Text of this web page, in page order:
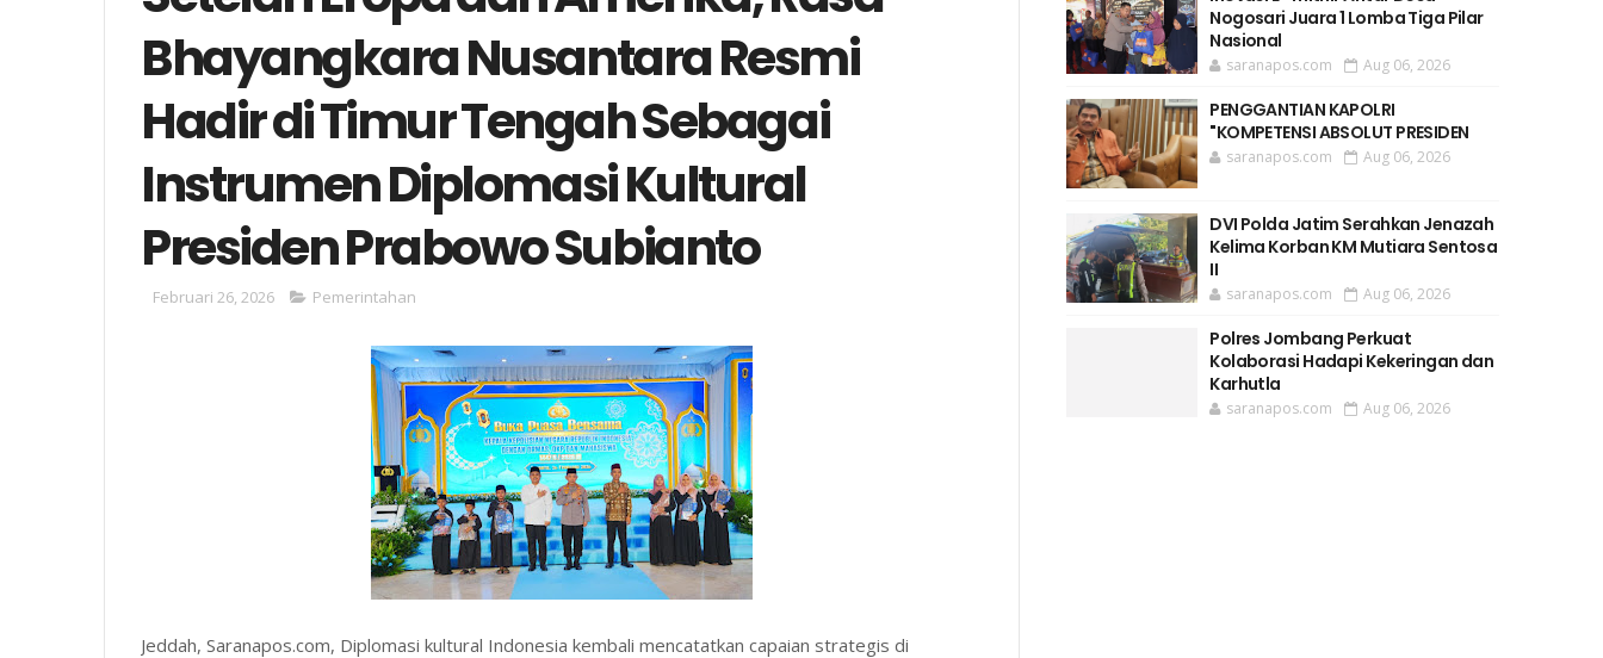
Bhayangkara Nusantara Resmi
Hadir di Timur Tengah Sebagai
Instrumen Diplomasi Kultural
Presiden Prabowo Subianto
Februari 26, 2026 Pemerintahan
Jeddah, Saranapos.com, Diplomasi kultural Indonesia kembali mencatatkan capaian strategis di
Nogosari Juara 1 Lomba Tiga Pilar
Nasional
saranapos.com Aug 06, 2026
PENGGANTIAN KAPOLRI
"KOMPETENSI ABSOLUT PRESIDEN
saranapos.com Aug 06, 2026
DVI Polda Jatim Serahkan Jenazah
Kelima Korban KM Mutiara Sentosa
II
saranapos.com Aug 06, 2026
Polres Jombang Perkuat
Kolaborasi Hadapi Kekeringan dan
Karhutla
saranapos.com Aug 06, 2026